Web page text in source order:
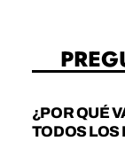
¿POR QUÉ
TODOS LOS